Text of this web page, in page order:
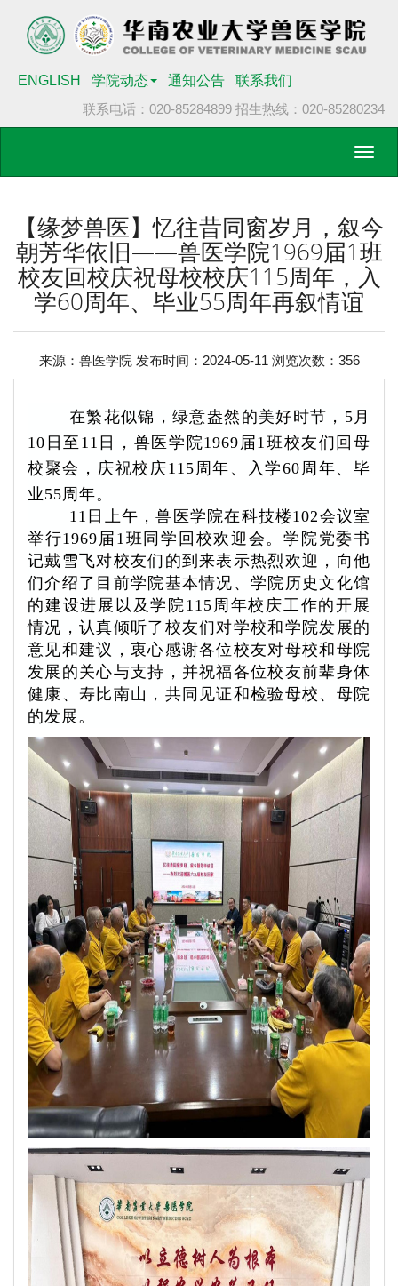
ENGLISH 学院动态 通知公告
联系我们
联系电话：020-85284899 招生热线：020-85280234
【缘梦兽医】忆往昔同窗岁月，叙今
朝芳华依旧——兽医学院1969届1班
校友回校庆祝母校校庆115周年，入
学60周年、毕业55周年再叙情谊
来源：兽医学院 发布时间：2024-05-11 浏览次数： 356
在繁花似锦，绿意盎然的美好时节， 5月
10日至11日，兽医学院1969届1班校友们回母
校聚会，庆祝校庆115周年、入学60周年、毕
业55周年。
11日上午，兽医学院在科技楼102会议室
举行1969届1班同学回校欢迎会。学院党委书
记戴雪飞对校友们的到来表示热烈欢迎，向他
们介绍了目前学院基本情况、学院历史文化馆
的建设进展以及学院115周年校庆工作的开展
情况，认真倾听了校友们对学校和学院发展的
意见和建议，衷心感谢各位校友对母校和母院
发展的关心与支持，并祝福各位校友前辈身体
健康、寿比南山，共同见证和检验母校、母院
的发展。